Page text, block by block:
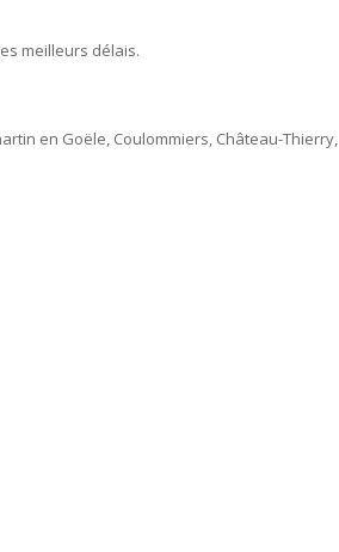
meilleurs délais.
en Goële, Coulommiers, Château-Thierry,